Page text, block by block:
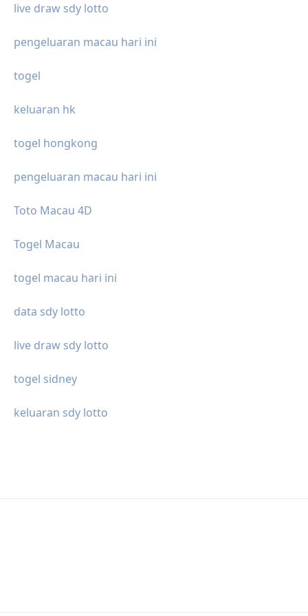
live draw sdy lotto
pengeluaran macau hari ini
togel
keluaran hk
togel hongkong
pengeluaran macau hari ini
Toto Macau 4D
Togel Macau
togel macau hari ini
data sdy lotto
live draw sdy lotto
togel sidney
keluaran sdy lotto